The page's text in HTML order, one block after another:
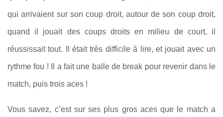
qui arrivaient sur son coup droit, autour de son coup droit,
quand il jouait des coups droits en milieu de court, il
réussissait tout. Il était très difficile à lire, et jouait avec un
rythme fou ! Il a fait une balle de break pour revenir dans le
match, puis trois aces !
Vous savez, c’est sur ses plus gros aces que le match a